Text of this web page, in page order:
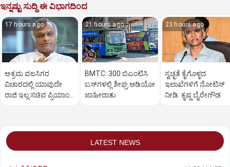
ಇನ್ನಷ್ಟು ಸುದ್ದಿ ಈ ವಿಭಾಗದಿಂದ
17 hours ago
ಅಕ್ರಮ ವಲಸಿಗರ
ವಿಚಾರದಲ್ಲಿ ಯಾವುದೇ
ರಾಜಿ ಇಲ್ಲ:ಸಚಿವ ಪ್ರಿಯಾಂಕ್
21 hours ago
BMTC: 300 ಬಿಎಂಟಿಸಿ
ಬಸ್‌ಗಳಲ್ಲಿ ಶೀಘ್ರ ಆಡಿಯೋ
ಜಾಹೀರಾತು
23 hours ago
ಸ್ವಚ್ಛತೆ ಕೈಗೊಳ್ಳದ
ಇಲಾಖೆಗಳಿಗೆ ನೋಟಿಸ್‌
ನೀಡಿ: ಕೃಷ್ಣ ಬೈರೇಗೌಡ
LATEST NEWS